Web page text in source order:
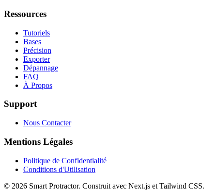
Ressources
Tutoriels
Bases
Précision
Exporter
Dépannage
FAQ
À Propos
Support
Nous Contacter
Mentions Légales
Politique de Confidentialité
Conditions d'Utilisation
© 2026 Smart Protractor. Construit avec Next.js et Tailwind CSS.